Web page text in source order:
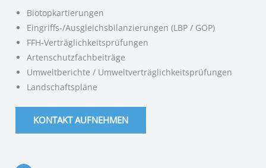
Biotopkartierungen
Eingriffs-/Ausgleichsbilanzierungen (LBP / GOP)
FFH-Verträglichkeitsprüfungen
Artenschutzfachbeiträge
Umweltberichte / Umweltverträglichkeitsprüfungen
Landschaftspläne
KONTAKT AUFNEHMEN